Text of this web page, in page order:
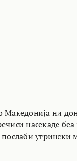
Македонија ни
насекаде
утрински